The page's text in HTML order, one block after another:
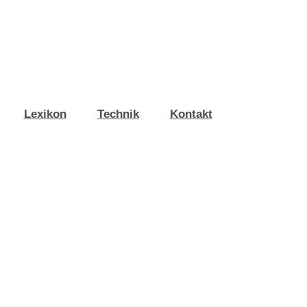
Lexikon Technik Kontakt